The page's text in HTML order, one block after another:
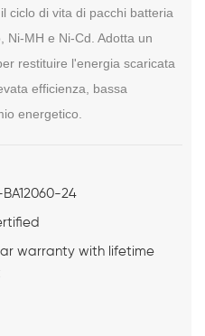
ciclo di vita di pacchi batteria
Ni-MH e Ni-Cd. Adotta un
restituire l'energia scaricata
efficienza, bassa
energetico.
BA12060-24
warranty with lifetime